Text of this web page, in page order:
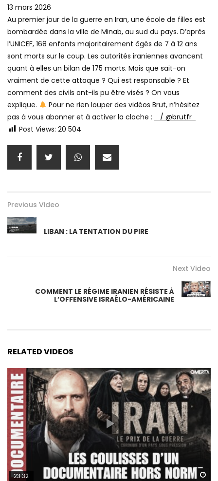
13 mars 2026
Au premier jour de la guerre en Iran, une école de filles est
bombardée dans la ville de Minab, au sud du pays. D’après
l’UNICEF, 168 enfants majoritairement âgés de 7 à 12 ans
sont morts sur le coup. Les autorités iraniennes avancent
quant à elles un bilan de 175 morts. Mais que sait-on
vraiment de cette attaque ? Qui est responsable ? Et
comment des civils ont-ils pu être visés ? On vous
explique.
Pour ne rien louper des vidéos Brut, n’hésitez
pas à vous abonner et à activer la cloche :
/ @brutfr
Post Views: 20 504
Previous Video
LIBAN : LA TENTATION DU PIRE
Next Video
COMMENT LE RÉGIME IRANIEN RÉSISTE À
L’OFFENSIVE ISRAÉLO-AMÉRICAINE
RELATED VIDEOS
23:32